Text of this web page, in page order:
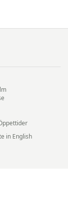
in English